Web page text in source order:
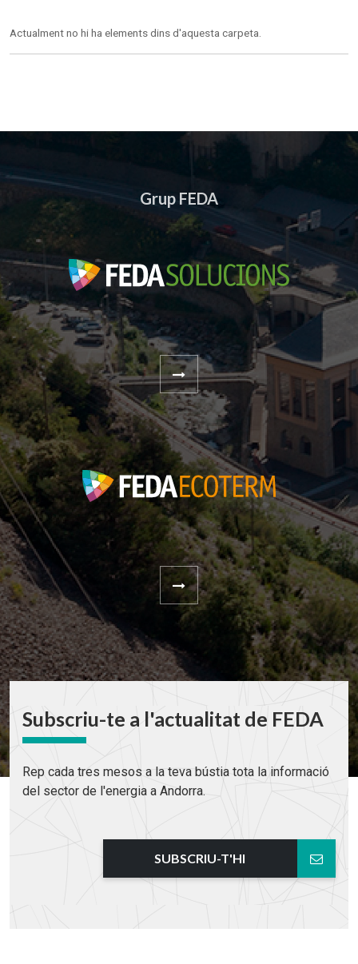
Actualment no hi ha elements dins d'aquesta carpeta.
Grup FEDA
Subscriu-te a l'actualitat de FEDA
Rep cada tres mesos a la teva bústia tota la informació
del sector de l'energia a Andorra.
SUBSCRIU-T'HI